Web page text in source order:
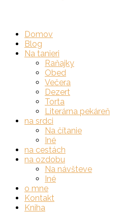
Domov
Blog
Na tanieri
Raňajky
Obed
Večera
Dezert
Torta
Literárna pekáreň
na srdci
Na čítanie
Iné
na cestách
na ozdobu
Na návšteve
Iné
o mne
Kontakt
Kniha